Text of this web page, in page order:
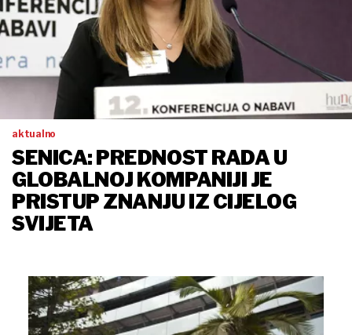
aktualno
SENICA: PREDNOST RADA U
GLOBALNOJ KOMPANIJI JE
PRISTUP ZNANJU IZ CIJELOG
SVIJETA